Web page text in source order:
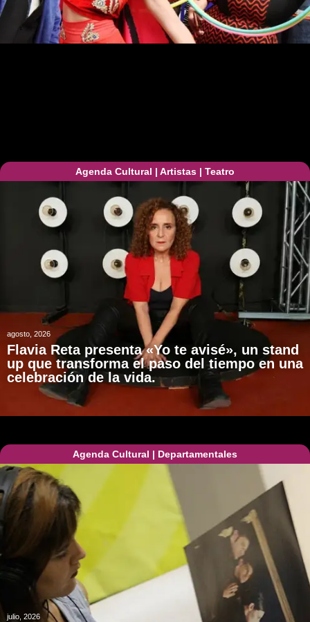
Agenda Cultural | Artistas | Teatro
agosto, 2026
Flavia Reta presenta «Yo te avisé», un stand
up que transforma el paso del tiempo en una
celebración de la vida.
Agenda Cultural | Departamentales
julio, 2026